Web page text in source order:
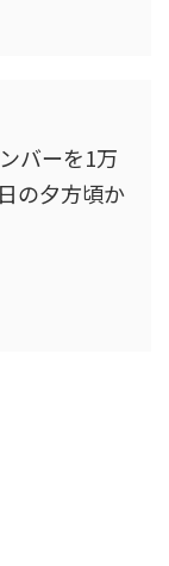
バーを1万
の夕方頃か